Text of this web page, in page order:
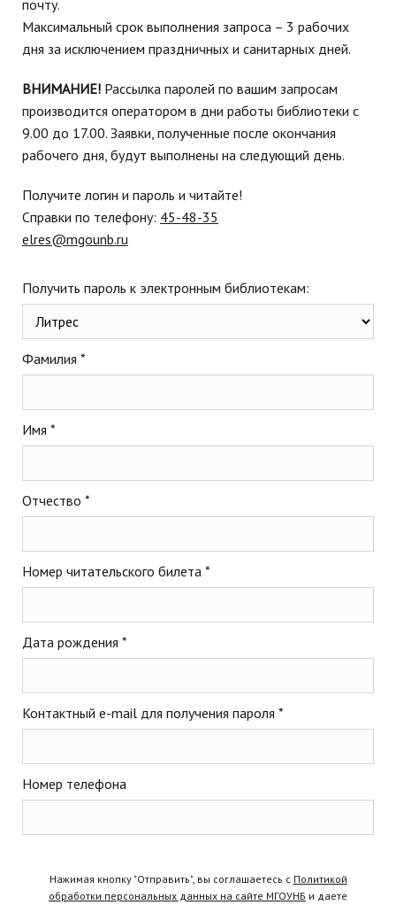
почту.
Максимальный срок выполнения запроса – 3 рабочих
дня за исключением праздничных и санитарных дней.
ВНИМАНИЕ! Рассылка паролей по вашим запросам
производится оператором в дни работы библиотеки с
9.00 до 17.00. Заявки, полученные после окончания
рабочего дня, будут выполнены на следующий день.
Получите логин и пароль и читайте!
Справки по телефону: 45-48-35
elres@mgounb.ru
Получить пароль к электронным библиотекам:
Фамилия *
Имя *
Отчество *
Номер читательского билета *
Дата рождения *
Контактный e-mail для получения пароля *
Номер телефона
Нажимая кнопку "Отправить", вы соглашаетесь с Политикой
обработки персональных данных на сайте МГОУНБ и даете